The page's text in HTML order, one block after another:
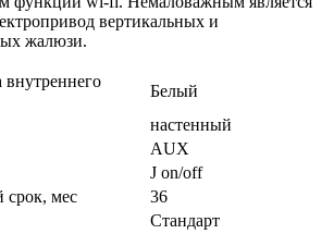
вертикальных и
жалюзи.
внутреннего
Белый
настенный
AUX
J on/off
срок, мес
36
Стандарт